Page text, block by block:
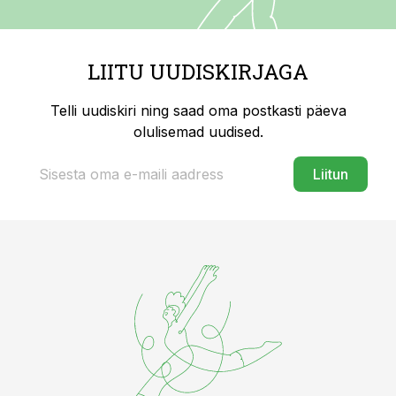
LIITU UUDISKIRJAGA
Telli uudiskiri ning saad oma postkasti päeva
olulisemad uudised.
Liitun